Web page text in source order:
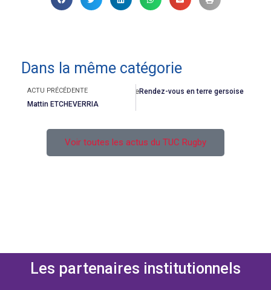
Dans la même catégorie
ACTU PRÉCÉDENTE
Mattin ETCHEVERRIA
Actu suivanteRendez-vous en terre gersoise
Voir toutes les actus du TUC Rugby
Les partenaires institutionnels